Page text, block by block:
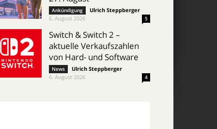
Ankündigung Ulrich Steppberger
6. August 2026
5
Switch & Switch 2 –
aktuelle Verkaufszahlen
von Hard- und Software
News Ulrich Steppberger
6. August 2026
4